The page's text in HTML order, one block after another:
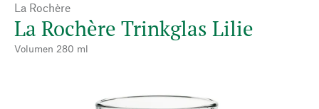
La Rochère
La Rochère Trinkglas Lilie
Volumen 280 ml